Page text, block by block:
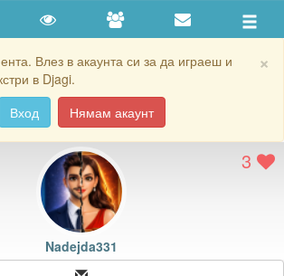
×
Влез в акаунта си за да играеш и
в Djagi.
Вход
Нямам акаунт
игри
Nadejda331
Nadejda331
3
Nadejda331